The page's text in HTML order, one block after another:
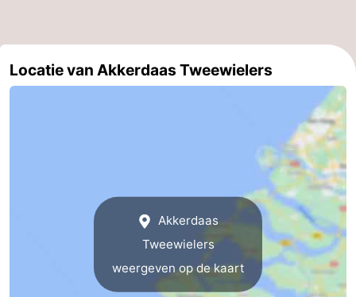
doen
-Locatie van Akkerdaas Tweewielers
Akkerdaas
Tweewielers
weergeven op de kaart